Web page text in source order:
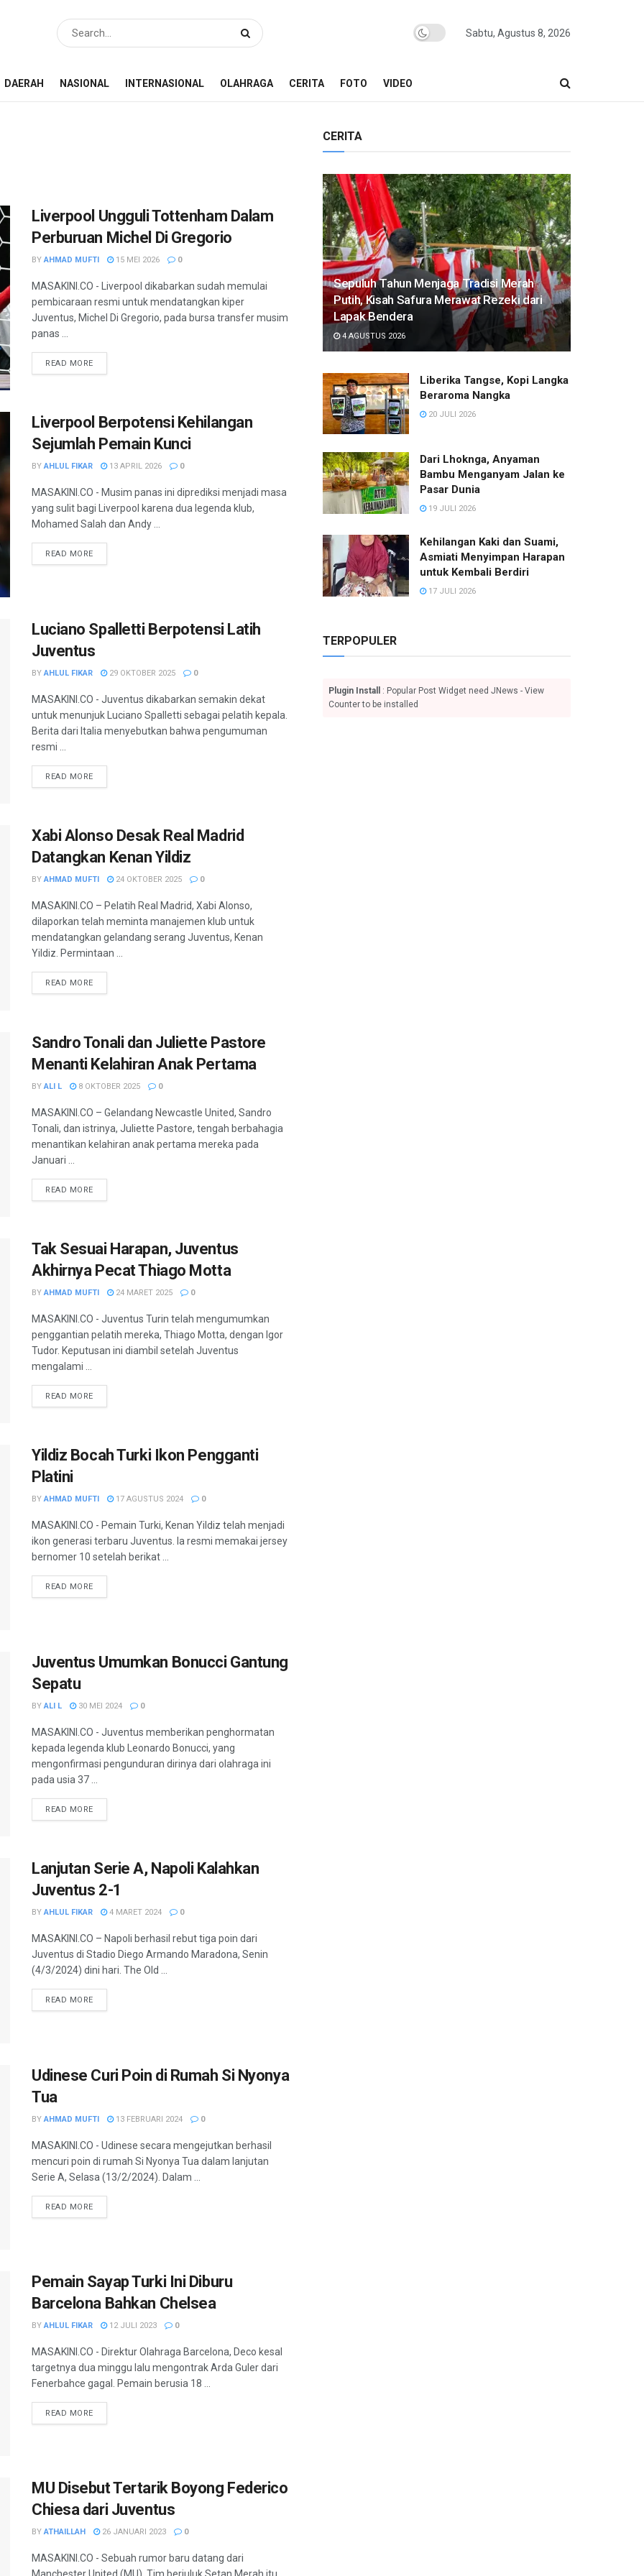
Sabtu, Agustus 8, 2026
DAERAH NASIONAL INTERNASIONAL OLAHRAGA CERITA FOTO VIDEO
Liverpool Ungguli Tottenham Dalam
Perburuan Michel Di Gregorio
BY AHMAD MUFTI 15 MEI 2026 0
MASAKINI.CO - Liverpool dikabarkan sudah memulai
pembicaraan resmi untuk mendatangkan kiper
Juventus, Michel Di Gregorio, pada bursa transfer musim
panas ...
READ MORE
Liverpool Berpotensi Kehilangan
Sejumlah Pemain Kunci
BY AHLUL FIKAR 13 APRIL 2026 0
MASAKINI.CO - Musim panas ini diprediksi menjadi masa
yang sulit bagi Liverpool karena dua legenda klub,
Mohamed Salah dan Andy ...
READ MORE
Luciano Spalletti Berpotensi Latih
Juventus
BY AHLUL FIKAR 29 OKTOBER 2025 0
MASAKINI.CO - Juventus dikabarkan semakin dekat
untuk menunjuk Luciano Spalletti sebagai pelatih kepala.
Berita dari Italia menyebutkan bahwa pengumuman
resmi ...
READ MORE
Xabi Alonso Desak Real Madrid
Datangkan Kenan Yildiz
BY AHMAD MUFTI 24 OKTOBER 2025 0
MASAKINI.CO – Pelatih Real Madrid, Xabi Alonso,
dilaporkan telah meminta manajemen klub untuk
mendatangkan gelandang serang Juventus, Kenan
Yildiz. Permintaan ...
READ MORE
Sandro Tonali dan Juliette Pastore
Menanti Kelahiran Anak Pertama
BY ALI L 8 OKTOBER 2025 0
MASAKINI.CO – Gelandang Newcastle United, Sandro
Tonali, dan istrinya, Juliette Pastore, tengah berbahagia
menantikan kelahiran anak pertama mereka pada
Januari ...
READ MORE
Tak Sesuai Harapan, Juventus
Akhirnya Pecat Thiago Motta
BY AHMAD MUFTI 24 MARET 2025 0
MASAKINI.CO - Juventus Turin telah mengumumkan
penggantian pelatih mereka, Thiago Motta, dengan Igor
Tudor. Keputusan ini diambil setelah Juventus
mengalami ...
READ MORE
Yildiz Bocah Turki Ikon Pengganti
Platini
BY AHMAD MUFTI 17 AGUSTUS 2024 0
MASAKINI.CO - Pemain Turki, Kenan Yildiz telah menjadi
ikon generasi terbaru Juventus. Ia resmi memakai jersey
bernomer 10 setelah berikat ...
READ MORE
Juventus Umumkan Bonucci Gantung
Sepatu
BY ALI L 30 MEI 2024 0
MASAKINI.CO - Juventus memberikan penghormatan
kepada legenda klub Leonardo Bonucci, yang
mengonfirmasi pengunduran dirinya dari olahraga ini
pada usia 37 ...
READ MORE
Lanjutan Serie A, Napoli Kalahkan
Juventus 2-1
BY AHLUL FIKAR 4 MARET 2024 0
MASAKINI.CO – Napoli berhasil rebut tiga poin dari
Juventus di Stadio Diego Armando Maradona, Senin
(4/3/2024) dini hari. The Old ...
READ MORE
Udinese Curi Poin di Rumah Si Nyonya
Tua
BY AHMAD MUFTI 13 FEBRUARI 2024 0
MASAKINI.CO - Udinese secara mengejutkan berhasil
mencuri poin di rumah Si Nyonya Tua dalam lanjutan
Serie A, Selasa (13/2/2024). Dalam ...
READ MORE
Pemain Sayap Turki Ini Diburu
Barcelona Bahkan Chelsea
BY AHLUL FIKAR 12 JULI 2023 0
MASAKINI.CO - Direktur Olahraga Barcelona, Deco kesal
targetnya dua minggu lalu mengontrak Arda Guler dari
Fenerbahce gagal. Pemain berusia 18 ...
READ MORE
MU Disebut Tertarik Boyong Federico
Chiesa dari Juventus
BY ATHAILLAH 26 JANUARI 2023 0
MASAKINI.CO - Sebuah rumor baru datang dari
CERITA
Sepuluh Tahun Menjaga Tradisi Merah
Putih, Kisah Safura Merawat Rezeki dari
Lapak Bendera
4 AGUSTUS 2026
Liberika Tangse, Kopi Langka
Beraroma Nangka
20 JULI 2026
Dari Lhoknga, Anyaman
Bambu Menganyam Jalan ke
Pasar Dunia
19 JULI 2026
Kehilangan Kaki dan Suami,
Asmiati Menyimpan Harapan
untuk Kembali Berdiri
17 JULI 2026
TERPOPULER
Plugin Install
: Popular Post Widget need JNews - View
Counter to be installed